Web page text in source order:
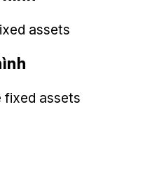
assets
fixed assets